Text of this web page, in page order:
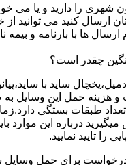
شهری را دارید و یا می
ارسال کنید می توانید از
ها با بارنامه و بیمه
چقدر است؟
ساید با
هزینه حمل این وسایل
طبقات بستگی
درباره این موارد
را تایید نمایید.
برای حمل وسایل